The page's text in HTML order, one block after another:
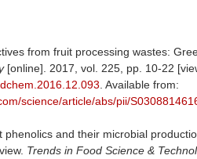
from fruit processing wastes:
[online]. 2017, vol. 225, pp. 10-22
. Available from:
science/article/abs/pii/
phenolics and their microbial
Trends in Food Science &